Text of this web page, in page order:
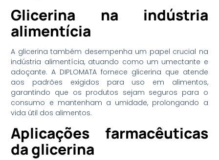
Glicerina na indústria
alimentícia
A glicerina também desempenha um papel crucial na
indústria alimentícia, atuando como um umectante e
adoçante. A DIPLOMATA fornece glicerina que atende
aos padrões exigidos para uso em alimentos,
garantindo que os produtos sejam seguros para o
consumo e mantenham a umidade, prolongando a
vida útil dos alimentos.
Aplicações farmacêuticas
da glicerina